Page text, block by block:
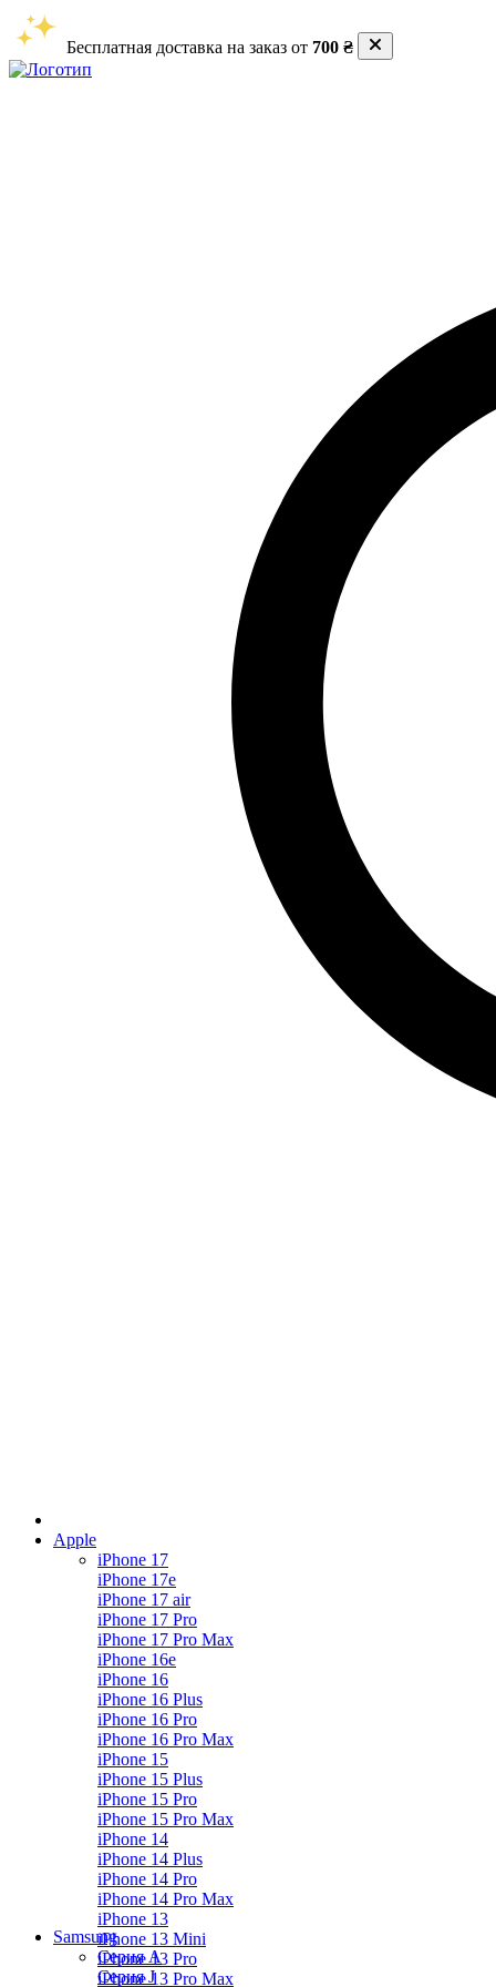
Бесплатная доставка на заказ от 700 ₴
Apple
iPhone 17
iPhone 17e
iPhone 17 air
iPhone 17 Pro
iPhone 17 Pro Max
iPhone 16e
iPhone 16
iPhone 16 Plus
iPhone 16 Pro
iPhone 16 Pro Max
iPhone 15
iPhone 15 Plus
iPhone 15 Pro
iPhone 15 Pro Max
iPhone 14
iPhone 14 Plus
iPhone 14 Pro
iPhone 14 Pro Max
iPhone 13
iPhone 13 Mini
iPhone 13 Pro
iPhone 13 Pro Max
Samsung
Серия А
Серия J